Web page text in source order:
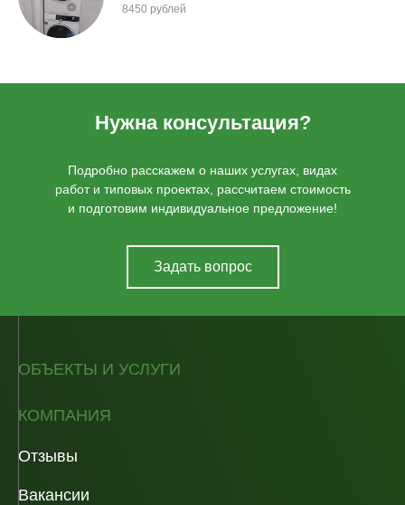
8450 рублей
Нужна консультация?
Подробно расскажем о наших услугах, видах
работ и типовых проектах, рассчитаем стоимость
и подготовим индивидуальное предложение!
Задать вопрос
ОБЪЕКТЫ И УСЛУГИ
КОМПАНИЯ
Отзывы
Вакансии